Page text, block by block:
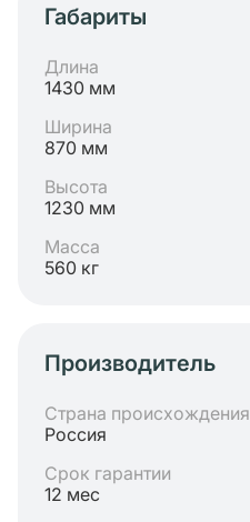
Габариты
Длина
1430 мм
Ширина
870 мм
Высота
1230 мм
Масса
560 кг
Производитель
Страна происхождения
Россия
Срок гарантии
12 мес